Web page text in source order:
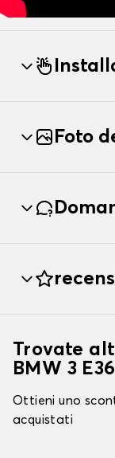
Foto
Trovate
BMW 3 E36
Ottieni uno
acquistati